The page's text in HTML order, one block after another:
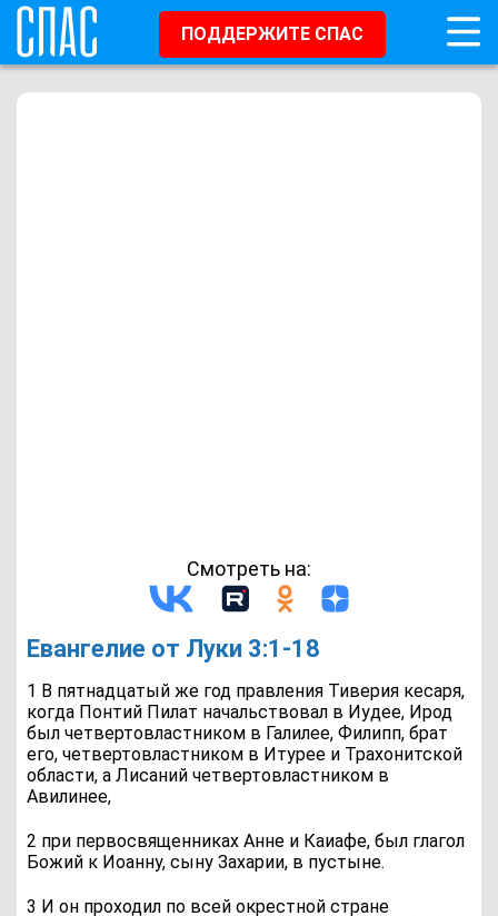
ПОДДЕРЖИТЕ СПАС
Смотреть на:
Евангелие от Луки 3:1-18
1 В пятнадцатый же год правления Тиверия кесаря,
когда Понтий Пилат начальствовал в Иудее, Ирод
был четвертовластником в Галилее, Филипп, брат
его, четвертовластником в Итурее и Трахонитской
области, а Лисаний четвертовластником в
Авилинее,
2 при первосвященниках Анне и Каиафе, был глагол
Божий к Иоанну, сыну Захарии, в пустыне.
3 И он проходил по всей окрестной стране